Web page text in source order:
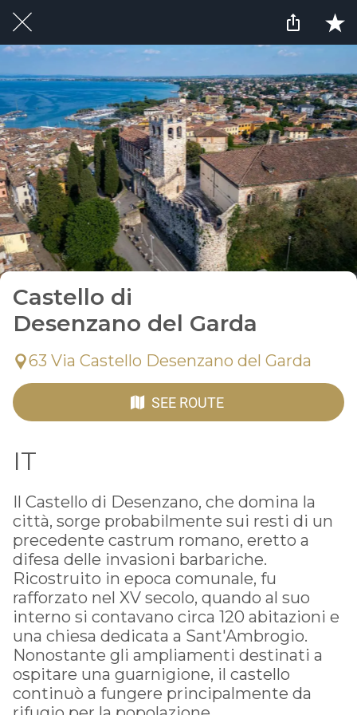
Castello di
Desenzano del Garda
63 Via Castello Desenzano del Garda
SEE ROUTE
IT
Il Castello di Desenzano, che domina la
città, sorge probabilmente sui resti di un
precedente castrum romano, eretto a
difesa delle invasioni barbariche.
Ricostruito in epoca comunale, fu
rafforzato nel XV secolo, quando al suo
interno si contavano circa 120 abitazioni e
una chiesa dedicata a Sant'Ambrogio.
Nonostante gli ampliamenti destinati a
ospitare una guarnigione, il castello
continuò a fungere principalmente da